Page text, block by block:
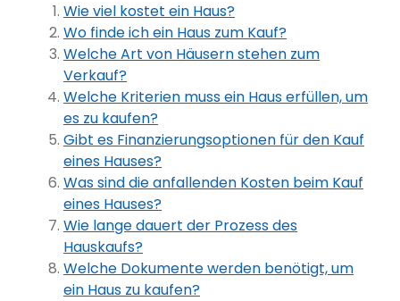
Wie viel kostet ein Haus?
Wo finde ich ein Haus zum Kauf?
Welche Art von Häusern stehen zum
Verkauf?
Welche Kriterien muss ein Haus erfüllen, um
es zu kaufen?
Gibt es Finanzierungsoptionen für den Kauf
eines Hauses?
Was sind die anfallenden Kosten beim Kauf
eines Hauses?
Wie lange dauert der Prozess des
Hauskaufs?
Welche Dokumente werden benötigt, um
ein Haus zu kaufen?